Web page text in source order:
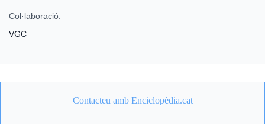
Col·laboració:
VGC
Contacteu amb Enciclopèdia.cat